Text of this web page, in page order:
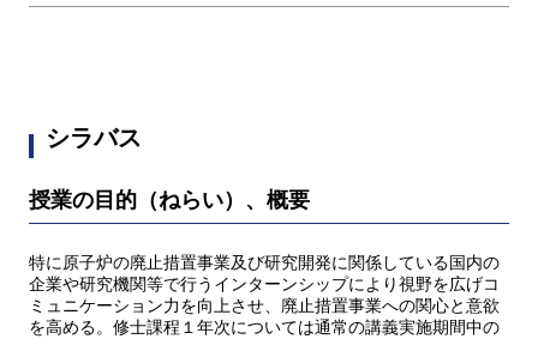
シラバス
授業の目的（ねらい）、概要
特に原子炉の廃止措置事業及び研究開発に関係している国内の
企業や研究機関等で行うインターンシップにより視野を広げコ
ミュニケーション力を向上させ、廃止措置事業への関心と意欲
を高める。修士課程１年次については通常の講義実施期間中の